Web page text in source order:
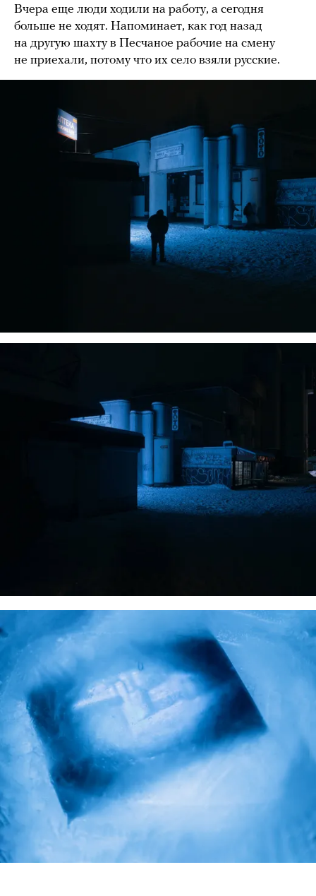
Вчера еще люди ходили на работу, а сегодня
больше не ходят. Напоминает, как год назад
на другую шахту в Песчаное рабочие на смену
не приехали, потому что их село взяли русские.